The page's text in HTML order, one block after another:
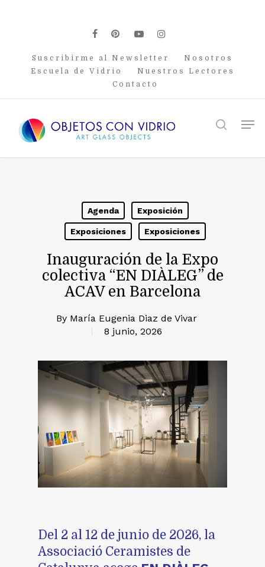
facebook
pinterest
youtubeinstagram
Suscribirme al Newsletter
Nosotros
Escuela de Vidrio
Nuestros Lectores
Contacto
search
Agenda Exposición
Exposiciones Exposiciones
Inauguración de la Expo
colectiva “EN DIÀLEG” de
ACAV en Barcelona
By María Eugenia Diaz de Vivar
8 junio, 2026
Del 2 al 12 de junio de 2026, la
Associació Ceramistes de